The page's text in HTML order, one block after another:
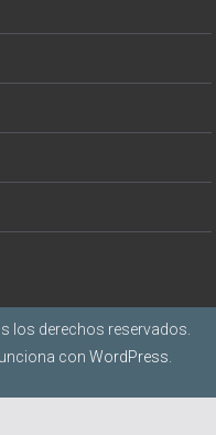
los derechos reservados.
con WordPress